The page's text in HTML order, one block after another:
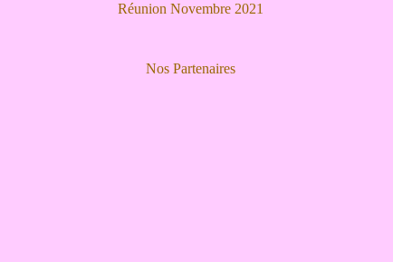
Réunion Novembre 2021
Nos Partenaires